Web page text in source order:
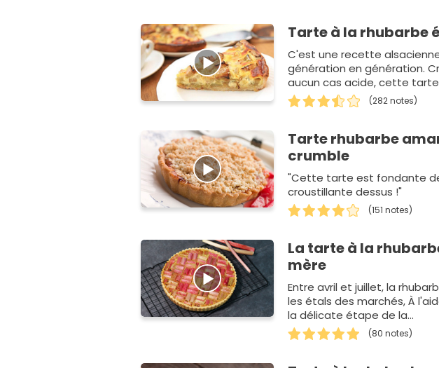
Tarte à la rhubarbe
C'est une recette
génération en génération.
aucun cas acide, cette
(282 notes)
Tarte rhubarbe
crumble
"Cette tarte est fondante
croustillante dessus !"
(151 notes)
La tarte à la
mère
Entre avril et juillet, la
les étals des marchés, À
la délicate étape de la…
(80 notes)